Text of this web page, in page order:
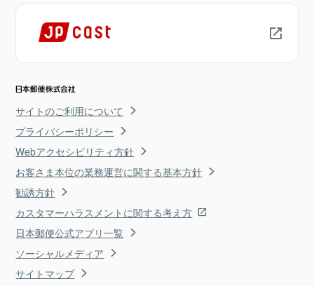
サイトのご利用について
プライバシーポリシー
Webアクセシビリティ方針
お客さま本位の業務運営に関する基本方針
勧誘方針
カスタマーハラスメントに関する考え方
日本郵便公式アプリ一覧
ソーシャルメディア
サイトマップ